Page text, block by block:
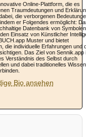
Online-Plattform, die es
Traumdeutungen und
die verborgenen
er Folgendes ermöglicht:
Datenbank von Symbolen
Einsatz von Künstlicher
Muster und bietet
die individuelle Erfahrungen und
Das Ziel von Sennik.app
Verständnis des Selbst durch
und dabei traditionelles
Bio ansehen